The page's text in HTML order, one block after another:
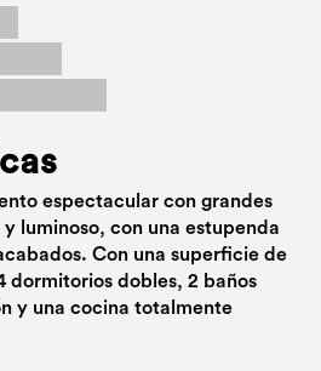
espectacular con grandes
luminoso, con una estupenda
Con una superficie de
dormitorios dobles, 2 baños
y una cocina totalmente